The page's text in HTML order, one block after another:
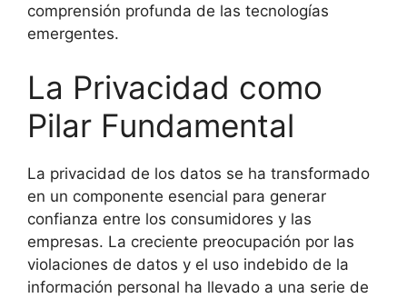
comprensión profunda de las tecnologías
emergentes.
La Privacidad como
Pilar Fundamental
La privacidad de los datos se ha transformado
en un componente esencial para generar
confianza entre los consumidores y las
empresas. La creciente preocupación por las
violaciones de datos y el uso indebido de la
información personal ha llevado a una serie de